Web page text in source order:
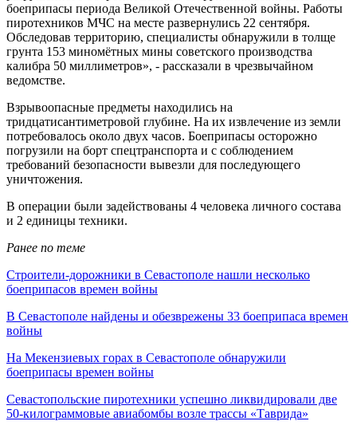
боеприпасы периода Великой Отечественной войны. Работы
пиротехников МЧС на месте развернулись 22 сентября.
Обследовав территорию, специалисты обнаружили в толще
грунта 153 миномётных мины советского производства
калибра 50 миллиметров», - рассказали в чрезвычайном
ведомстве.
Взрывоопасные предметы находились на
тридцатисантиметровой глубине. На их извлечение из земли
потребовалось около двух часов. Боеприпасы осторожно
погрузили на борт спецтранспорта и с соблюдением
требований безопасности вывезли для последующего
уничтожения.
В операции были задействованы 4 человека личного состава
и 2 единицы техники.
Ранее по теме
Строители-дорожники в Севастополе нашли несколько
боеприпасов времен войны
В Севастополе найдены и обезврежены 33 боеприпаса времен
войны
На Мекензиевых горах в Севастополе обнаружили
боеприпасы времен войны
Севастопольские пиротехники успешно ликвидировали две
50-килограммовые авиабомбы возле трассы «Таврида»